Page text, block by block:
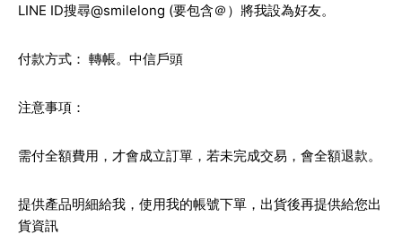
LINE ID搜尋@smilelong (要包含＠）將我設為好友。
付款方式： 轉帳。中信戶頭
注意事項：
需付全額費用，才會成立訂單，若未完成交易，會全額退款。
提供產品明細給我，使用我的帳號下單，出貨後再提供給您出
貨資訊